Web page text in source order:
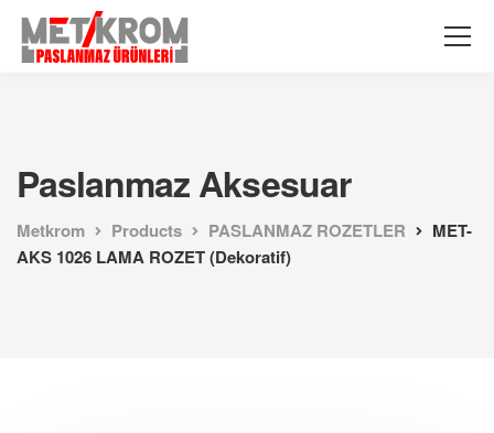
Paslanmaz Aksesuar
Metkrom Products PASLANMAZ ROZETLER
MET-
AKS 1026 LAMA ROZET (Dekoratif)